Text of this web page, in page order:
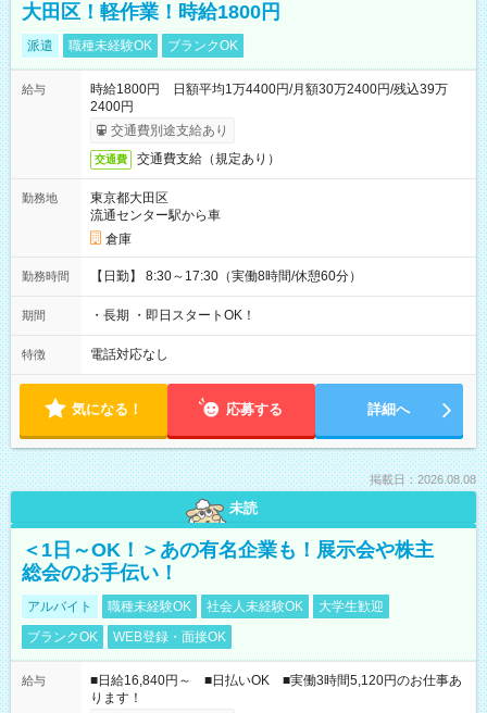
大田区！軽作業！時給1800円
派遣 職種未経験OK ブランクOK
給与
時給1800円 日額平均1万4400円/月額30万2400円/残込39万
2400円
交通費別途支給あり
交通費 交通費支給（規定あり）
勤務地
東京都大田区
流通センター駅から車
倉庫
勤務時間 【日勤】 8:30～17:30（実働8時間/休憩60分）
期間 ・長期 ・即日スタートOK！
特徴 電話対応なし
気になる！ 応募する 詳細へ
掲載日：2026.08.08
未読
＜1日～OK！＞あの有名企業も！展示会や株主
総会のお手伝い！
アルバイト 職種未経験OK 社会人未経験OK
大学生歓迎
ブランクOK
WEB登録・面接OK
給与
■日給16,840円～ ■日払いOK ■実働3時間5,120円のお仕事あ
ります！